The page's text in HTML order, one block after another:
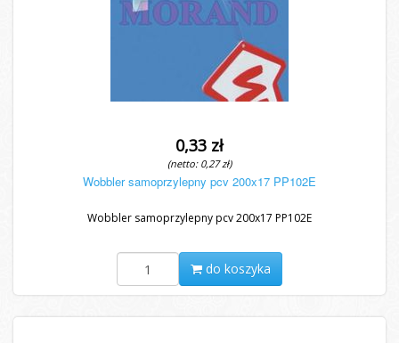
0,33 zł
(netto: 0,27 zł)
Wobbler samoprzylepny pcv 200x17 PP102E
Wobbler samoprzylepny pcv 200x17 PP102E
do koszyka